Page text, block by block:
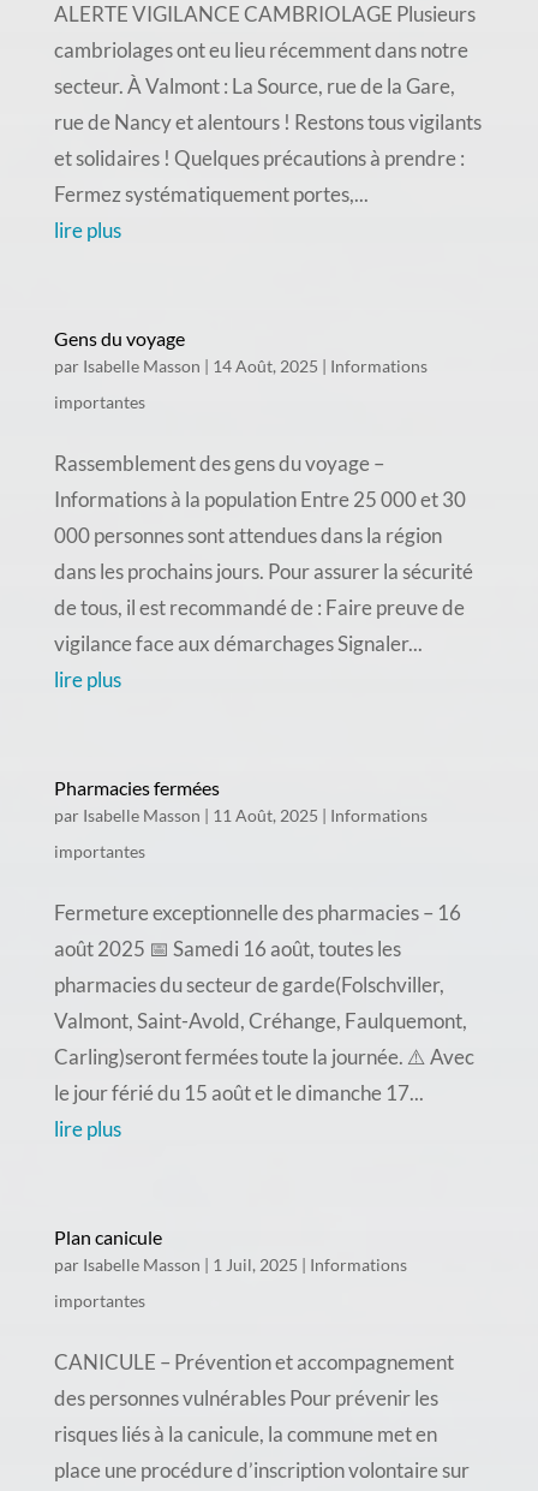
ALERTE VIGILANCE CAMBRIOLAGE Plusieurs
cambriolages ont eu lieu récemment dans notre
secteur. À Valmont : La Source, rue de la Gare,
rue de Nancy et alentours ! Restons tous vigilants
et solidaires ! Quelques précautions à prendre :
Fermez systématiquement portes,...
lire plus
Gens du voyage
par Isabelle Masson | 14 Août, 2025 | Informations
importantes
Rassemblement des gens du voyage –
Informations à la population Entre 25 000 et 30
000 personnes sont attendues dans la région
dans les prochains jours. Pour assurer la sécurité
de tous, il est recommandé de : Faire preuve de
vigilance face aux démarchages Signaler...
lire plus
Pharmacies fermées
par Isabelle Masson | 11 Août, 2025 | Informations
importantes
Fermeture exceptionnelle des pharmacies – 16
août 2025 📅 Samedi 16 août, toutes les
pharmacies du secteur de garde(Folschviller,
Valmont, Saint-Avold, Créhange, Faulquemont,
Carling)seront fermées toute la journée. ⚠️ Avec
le jour férié du 15 août et le dimanche 17...
lire plus
Plan canicule
par Isabelle Masson | 1 Juil, 2025 | Informations
importantes
CANICULE – Prévention et accompagnement
des personnes vulnérables Pour prévenir les
risques liés à la canicule, la commune met en
place une procédure d’inscription volontaire sur